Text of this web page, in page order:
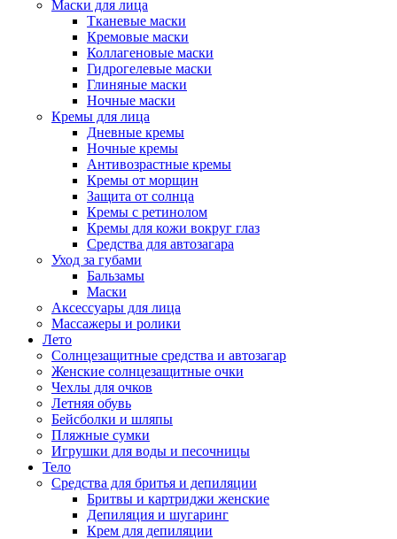
Маски для лица
Тканевые маски
Кремовые маски
Коллагеновые маски
Гидрогелевые маски
Глиняные маски
Ночные маски
Кремы для лица
Дневные кремы
Ночные кремы
Антивозрастные кремы
Кремы от морщин
Защита от солнца
Кремы с ретинолом
Кремы для кожи вокруг глаз
Средства для автозагара
Уход за губами
Бальзамы
Маски
Аксессуары для лица
Массажеры и ролики
Лето
Солнцезащитные средства и автозагар
Женские солнцезащитные очки
Чехлы для очков
Летняя обувь
Бейсболки и шляпы
Пляжные сумки
Игрушки для воды и песочницы
Тело
Средства для бритья и депиляции
Бритвы и картриджи женские
Депиляция и шугаринг
Крем для депиляции